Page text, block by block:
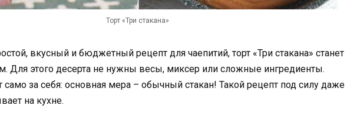
Торт «Три стакана»
вкусный и бюджетный рецепт для чаепитий, торт «Три стакана» станет
Для этого десерта не нужны весы, миксер или сложные ингредиенты.
само за себя: основная мера – обычный стакан! Такой рецепт под силу даже
на кухне.